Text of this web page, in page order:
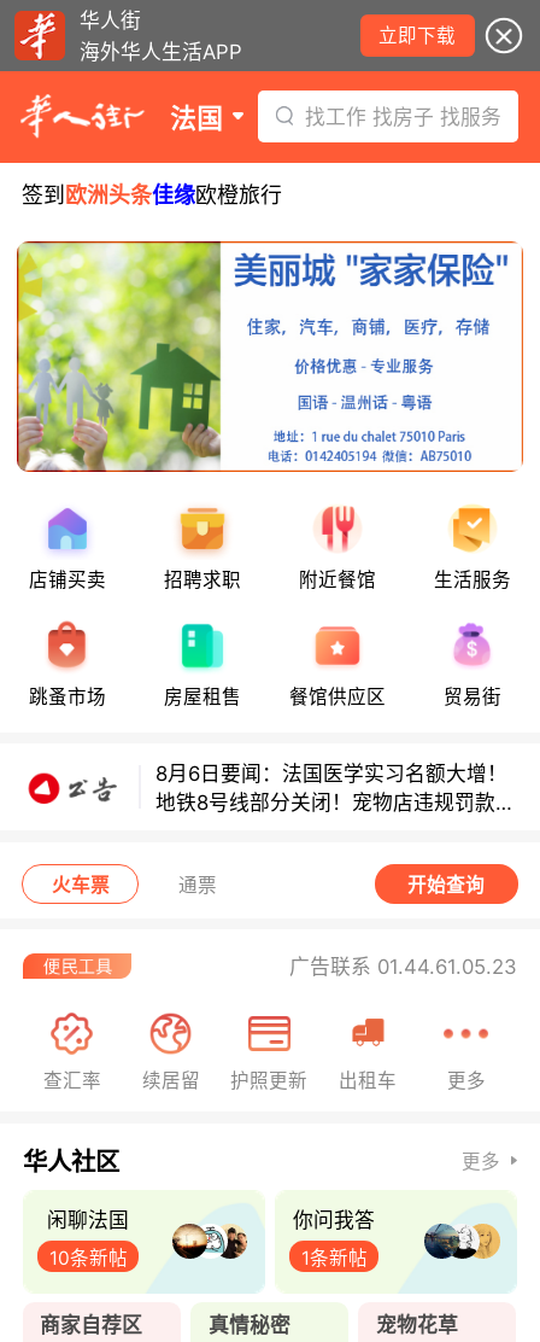
华人街
海外华人生活APP
立即下载
法国 找工作 找房子 找服务
签到 欧洲头条佳缘欧橙旅行
店铺买卖 招聘求职 附近餐馆 生活服务
跳蚤市场 房屋租售 餐馆供应区 贸易街
地铁8号线部分关闭！宠物店违规罚款出
炉！
巴黎地铁音乐家海选启动！
8月6日要闻：法国医学实习名额大增！
地铁8号线部分关闭！宠物店违规罚款出
巴黎地铁音乐家海选启动！
火车票 通票 开始查询
广告联系 01.44.61.05.23
查汇率 续居留 护照更新 出租车 更多
华人社区 更多
闲聊法国
10条新帖
你问我答
1条新帖
商家自荐区 真情秘密 宠物花草